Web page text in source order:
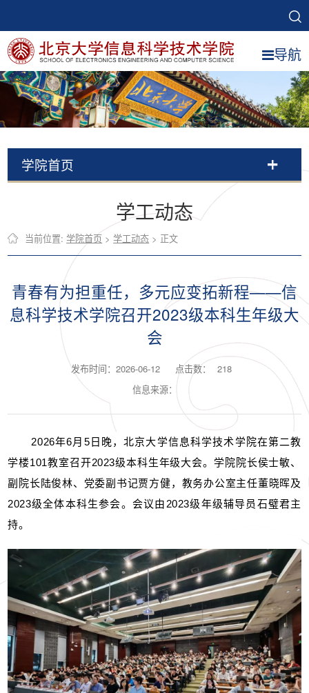
导航
学院首页
学工动态
当前位置:学院首页 >学工动态 > 正文
青春有为担重任，多元应变拓新程——信
息科学技术学院召开2023级本科生年级大
会
发布时间：2026-06-12 点击数：
218
信息来源：
2026年6月5日晚，北京大学信息科学技术学院在第二教
学楼101教室召开2023级本科生年级大会。学院院长侯士敏、
副院长陆俊林、党委副书记贾方健，教务办公室主任董晓晖及
2023级全体本科生参会。会议由2023级年级辅导员石璧君主
持。